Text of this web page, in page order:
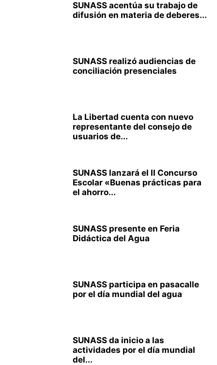
SUNASS acentúa su trabajo de
difusión en materia de deberes...
SUNASS realizó audiencias de
conciliación presenciales
La Libertad cuenta con nuevo
representante del consejo de
usuarios de...
SUNASS lanzará el II Concurso
Escolar «Buenas prácticas para
el ahorro...
SUNASS presente en Feria
Didáctica del Agua
SUNASS participa en pasacalle
por el día mundial del agua
SUNASS da inicio a las
actividades por el día mundial
del...